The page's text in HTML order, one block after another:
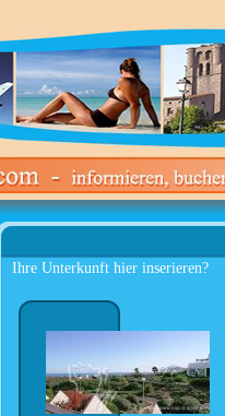
Ihre Unterkunft hier inserieren?